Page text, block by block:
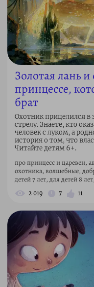
Золотая лань и
принцессе,
брат
Охотник прицелился в
стрелу. Знаете, кто
человек с луком, а
история о том, что
Читайте детям 6+.
про принцесс и царевен,
охотника, волшебные,
детей 7 лет, для детей 8
2 019 7 11